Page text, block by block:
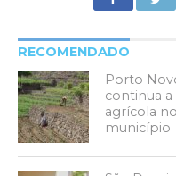
RECOMENDADO
Porto
continua a
agrícola
município